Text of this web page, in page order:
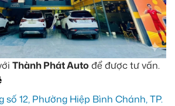
Thành Phát Auto để được tư vấn.
số 12, Phường Hiệp Bình Chánh, TP.